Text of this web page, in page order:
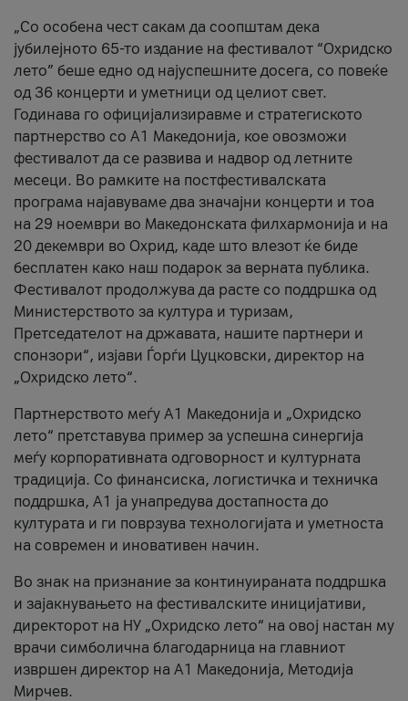
„Со особена чест сакам да соопштам дека
јубилејното 65-то издание на фестивалот “Охридско
лето” беше едно од најуспешните досега, со повеќе
од 36 концерти и уметници од целиот свет.
Годинава го официјализиравме и стратегиското
партнерство со А1 Македонија, кое овозможи
фестивалот да се развива и надвор од летните
месеци. Во рамките на постфестивалската
програма најавуваме два значајни концерти и тоа
на 29 ноември во Македонската филхармонија и на
20 декември во Охрид, каде што влезот ќе биде
бесплатен како наш подарок за верната публика.
Фестивалот продолжува да расте со поддршка од
Министерството за култура и туризам,
Претседателот на државата, нашите партнери и
спонзори“, изјави Ѓорѓи Цуцковски, директор на
„Охридско лето“.
Партнерството меѓу A1 Македонија и „Охридско
лето“ претставува пример за успешна синергија
меѓу корпоративната одговорност и културната
традиција. Со финансиска, логистичка и техничка
поддршка, A1 ја унапредува достапноста до
културата и ги поврзува технологијата и уметноста
на современ и иновативен начин.
Во знак на признание за континуираната поддршка
и зајакнувањето на фестивалските иницијативи,
директорот на НУ „Охридско лето“ на овој настан му
врачи симболична благодарница на главниот
извршен директор на A1 Македонија, Методија
Мирчев.